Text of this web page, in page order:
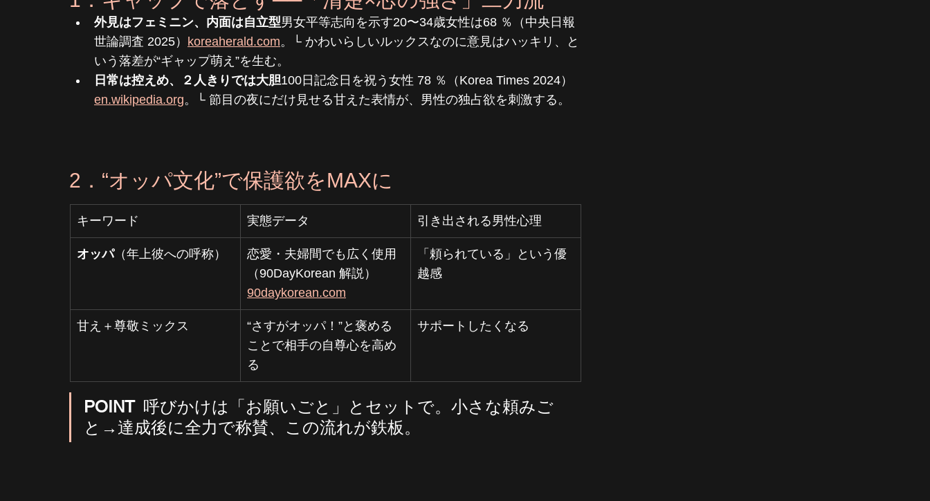
外見はフェミニン、内面は自立型男女平等志向を示す20〜34歳女性は68 ％（中央日報
世論調査 2025） koreaherald.com。└ かわいらしいルックスなのに意見はハッキリ、と
いう落差が“ギャップ萌え”を生む。
日常は控えめ、２人きりでは大胆100日記念日を祝う女性 78 ％（Korea Times 2024）
en.wikipedia.org。└ 節目の夜にだけ見せる甘えた表情が、男性の独占欲を刺激する。
2．“オッパ文化”で保護欲をMAXに
キーワード 実態データ 引き出される男性心理
オッパ（年上彼への呼称）
恋愛・夫婦間でも広く使用
（90DayKorean 解説）
90daykorean.com
「頼られている」という優
越感
甘え＋尊敬ミックス
“さすがオッパ！”と褒める
ことで相手の自尊心を高め
る
サポートしたくなる
POINT 呼びかけは「お願いごと」とセットで。小さな頼みご
と→達成後に全力で称賛、この流れが鉄板。